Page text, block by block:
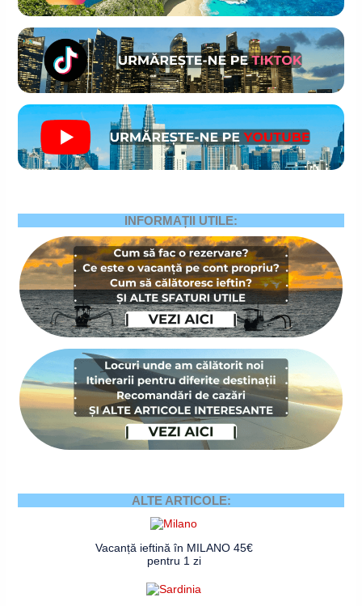
INFORMAȚII UTILE:
ALTE ARTICOLE:
Vacanță ieftină în MILANO 45€
pentru 1 zi